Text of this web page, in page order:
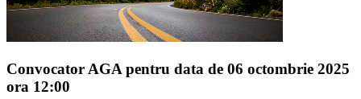
Convocator AGA pentru data de 06 octombrie 2025
ora 12:00